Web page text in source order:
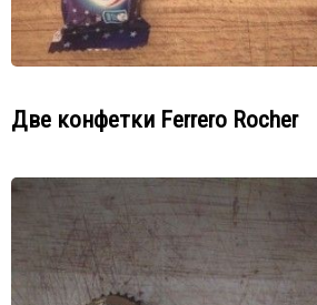
Две конфетки Ferrero Rocher